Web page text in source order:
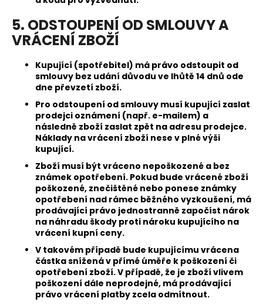
5. ODSTOUPENÍ OD SMLOUVY A
VRÁCENÍ ZBOŽÍ
Kupující (spotřebitel) má právo odstoupit od
smlouvy bez udání důvodu ve lhůtě 14 dnů ode
dne převzetí zboží.
Pro odstoupení od smlouvy musí kupující zaslat
prodejci oznámení (např. e-mailem) a
následně zboží zaslat zpět na adresu prodejce.
Náklady na vrácení zboží nese v plné výši
kupující.
Zboží musí být vráceno nepoškozené a bez
známek opotřebení. Pokud bude vrácené zboží
poškozené, znečištěné nebo ponese známky
opotřebení nad rámec běžného vyzkoušení, má
prodávající právo jednostranně započíst nárok
na náhradu škody proti nároku kupujícího na
vrácení kupní ceny.
V takovém případě bude kupujícímu vrácena
částka snížená v přímé úměře k poškození či
opotřebení zboží. V případě, že je zboží vlivem
poškození dále neprodejné, má prodávající
právo vrácení platby zcela odmítnout.